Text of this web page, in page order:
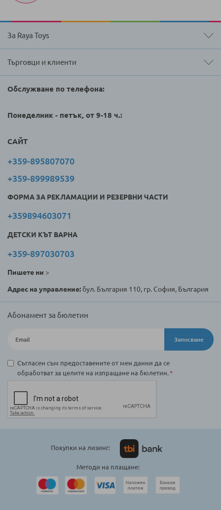
За Raya Toys
Търговци и клиенти
Обслужване по телефона:
Понеделник - петък, от 9-18 ч.:
САЙТ
+359-895807070
+359-899989539
ФОРМА ЗА РЕКЛАМАЦИИ И РЕЗЕРВНИ ЧАСТИ
+359894603071
ДЕТСКИ КЪТ ВАРНА
+359-897030703
Пишете ни >
Адрес на управление:бул. България 110, гр. София, България
Абонамент за бюлетин
Записване
Съгласен съм предоставените от мен данни да се
обработват за целите на изпращане на бюлетин.
Покупки на лизинг:
Методи на плащане: